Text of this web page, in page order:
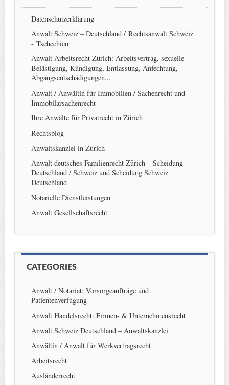
Datenschutzerklärung
Anwalt Schweiz – Deutschland / Rechtsanwalt Schweiz
- Tschechien
Anwalt Arbeitsrecht Zürich: Arbeitsvertrag, sexuelle
Belästigung, Kündigung, Entlassung, Anfechtung,
Abgangsentschädigungen...
Anwalt / Anwältin für Immobilien / Sachenrecht und
Immobilarsachenrecht
Ihre Anwälte für Privatrecht in Zürich
Rechtsblog
Anwaltskanzlei in Zürich
Anwalt deutsches Familienrecht Zürich – Scheidung
Deutschland / Schweiz und Scheidung Schweiz
Deutschland
Notarielle Dienstleistungen
Anwalt Gesellschaftsrecht
CATEGORIES
Anwalt / Notariat: Vorsorgeaufträge und
Patientenverfügung
Anwalt Handelsrecht: Firmen- & Unternehmensrecht
Anwalt Schweiz Deutschland – Anwaltskanzlei
Anwältin / Anwalt für Werkvertragsrecht
Arbeitsrecht
Ausländerrecht